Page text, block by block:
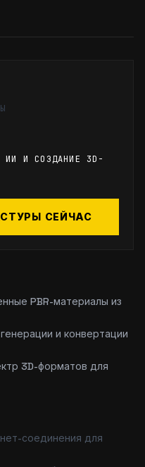
ИИ И СОЗДАНИЕ 3D-
СЕЙЧАС
PBR-материалы из
и конвертации
3D-форматов для
соединения для